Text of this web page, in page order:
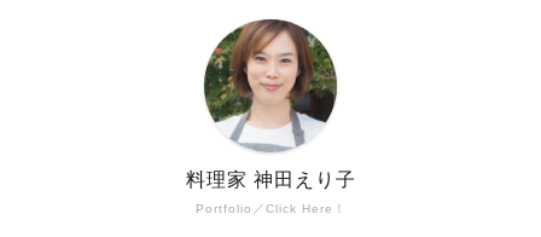
Portfolio／Click Here！
料理家 神田えり子